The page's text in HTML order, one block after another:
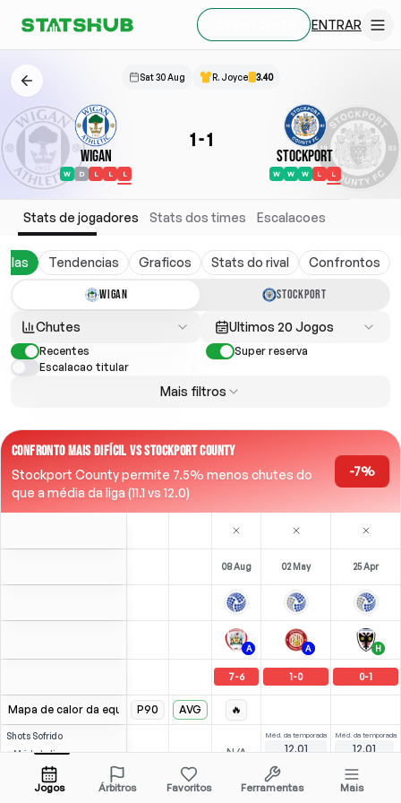
ENTRAR
Sat 30 Aug R. Joyce 3.40
Wigan
W D L L L
1-1
Stockport
W W W L L
Stats de jogadores Stats dos times Escalacoes
Tendencias Graficos Stats do rival Confrontos
WIGAN STOCKPORT
Chutes Ultimos 20 Jogos
Recentes
Super reserva
Escalacao titular
Mais filtros
CONFRONTO MAIS DIFÍCIL VS STOCKPORT COUNTY
Stockport County permite 7.5% menos chutes do
que a média da liga (11.1 vs 12.0)
-7%
08 Aug 02 May 25 Apr
A A H
7-6 1-0 0-1
Mapa de calor da equipeP90 AVG 🔥
Shots Sofrido
Méd. da liga
Adversário
- - N/A
Méd. da temporada
12.01
9.89
Méd. da temporada
12.01
12.48
Jogos Árbitros Favoritos Ferramentas Mais